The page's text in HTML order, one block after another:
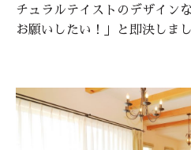
チュラルテイストのデザイン
お願いしたい！」と即決しま